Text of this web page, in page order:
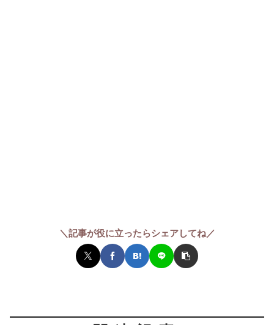
＼記事が役に立ったらシェアしてね／